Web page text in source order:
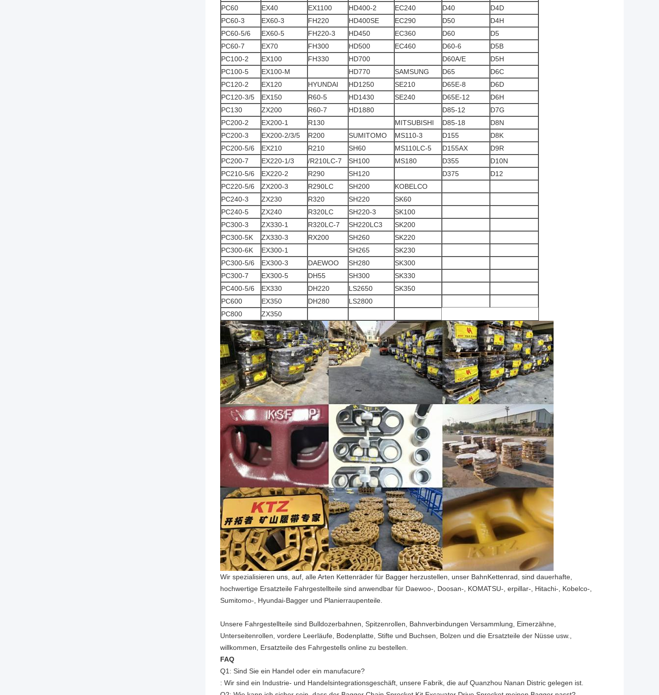
PC60
EX40 EX1100 HD400-2 EC240 D40
D4D
PC60-3
EX60-3 FH220 HD400SE EC290 D50
D4H
PC60-5/6
EX60-5 FH220-3 HD450 EC360 D60
D5
PC60-7
EX70 FH300 HD500 EC460 D60-6
D5B
PC100-2
EX100 FH330 HD700 D60A/E
D5H
PC100-5
EX100-M HD770 SAMSUNG D65
D6C
PC120-2
EX120 HYUNDAI HD1250 SE210 D65E-8
D6D
PC120-3/5
EX150 R60-5 HD1430 SE240 D65E-12
D6H
PC130
ZX200 R60-7 HD1880 D85-12
D7G
PC200-2
EX200-1 R130 MITSUBISHI D85-18
D8N
PC200-3
EX200-2/3/5 R200 SUMITOMO MS110-3 D155
D8K
PC200-5/6
EX210 R210 SH60 MS110LC-5 D155AX
D9R
PC200-7
EX220-1/3 /R210LC-7 SH100 MS180 D355
D10N
PC210-5/6
EX220-2 R290 SH120 D375
D12
PC220-5/6
ZX200-3 R290LC SH200
KOBELCO
PC240-3
ZX230 R320 SH220
SK60
PC240-5
ZX240 R320LC SH220-3
SK100
PC300-3
ZX330-1 R320LC-7 SH220LC3
SK200
PC300-5K
ZX330-3 RX200 SH260
SK220
PC300-6K
EX300-1 SH265
SK230
PC300-5/6
EX300-3 DAEWOO SH280
SK300
PC300-7
EX300-5 DH55 SH300
SK330
PC400-5/6
EX330 DH220 LS2650
SK350
PC600
EX350 DH280
LS2800
PC800
ZX350
Wir spezialisieren uns, auf, alle Arten Kettenräder für Bagger herzustellen, unser BahnKettenrad, sind dauerhafte,
hochwertige Ersatzteile Fahrgestellteile sind anwendbar für Daewoo-, Doosan-, KOMATSU-, erpillar-, Hitachi-, Kobelco-,
Sumitomo-, Hyundai-Bagger und Planierraupenteile.
Unsere Fahrgestellteile sind Bulldozerbahnen, Spitzenrollen, Bahnverbindungen Versammlung, Eimerzähne,
Unterseitenrollen, vordere Leerläufe, Bodenplatte, Stifte und Buchsen, Bolzen und die Ersatzteile der Nüsse usw.,
willkommen, Ersatzteile des Fahrgestells online zu bestellen.
FAQ
Q1: Sind Sie ein Handel oder ein manufacure?
: Wir sind ein Industrie- und Handelsintegrationsgeschäft, unsere Fabrik, die auf Quanzhou Nanan Distric gelegen ist.